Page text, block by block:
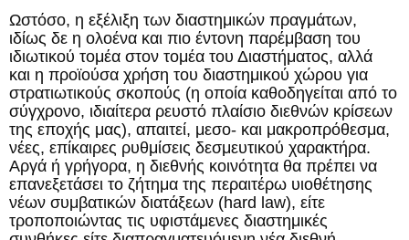
Ωστόσο, η εξέλιξη των διαστημικών πραγμάτων,
ιδίως δε η ολοένα και πιο έντονη παρέμβαση του
ιδιωτικού τομέα στον τομέα του Διαστήματος, αλλά
και η προϊούσα χρήση του διαστημικού χώρου για
στρατιωτικούς σκοπούς (η οποία καθοδηγείται από το
σύγχρονο, ιδιαίτερα ρευστό πλαίσιο διεθνών κρίσεων
της εποχής μας), απαιτεί, μεσο- και μακροπρόθεσμα,
νέες, επίκαιρες ρυθμίσεις δεσμευτικού χαρακτήρα.
Αργά ή γρήγορα, η διεθνής κοινότητα θα πρέπει να
επανεξετάσει το ζήτημα της περαιτέρω υιοθέτησης
νέων συμβατικών διατάξεων (hard law), είτε
τροποποιώντας τις υφιστάμενες διαστημικές